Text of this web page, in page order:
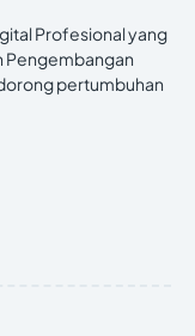
Profesional yang
Pengembangan
pertumbuhan